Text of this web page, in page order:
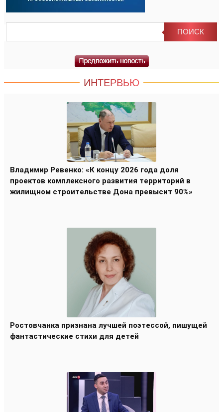
ИНТЕРВЬЮ
Владимир Ревенко: «К концу 2026 года доля
проектов комплексного развития территорий в
жилищном строительстве Дона превысит 90%»
Ростовчанка признана лучшей поэтессой, пишущей
фантастические стихи для детей